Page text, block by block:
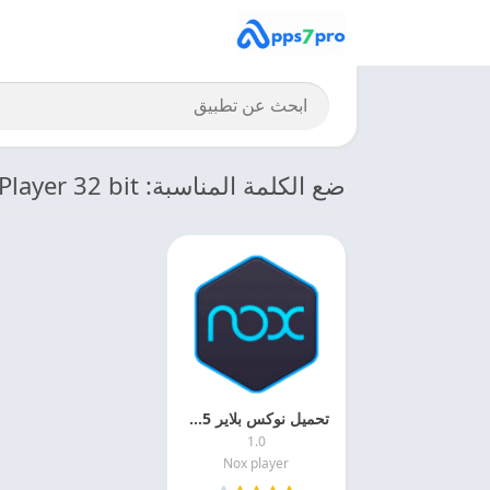
ضع الكلمة المناسبة: Nox Player 32 bit
تحميل نوكس بلاير 2025 Nox Player مجانا
1.0
Nox player